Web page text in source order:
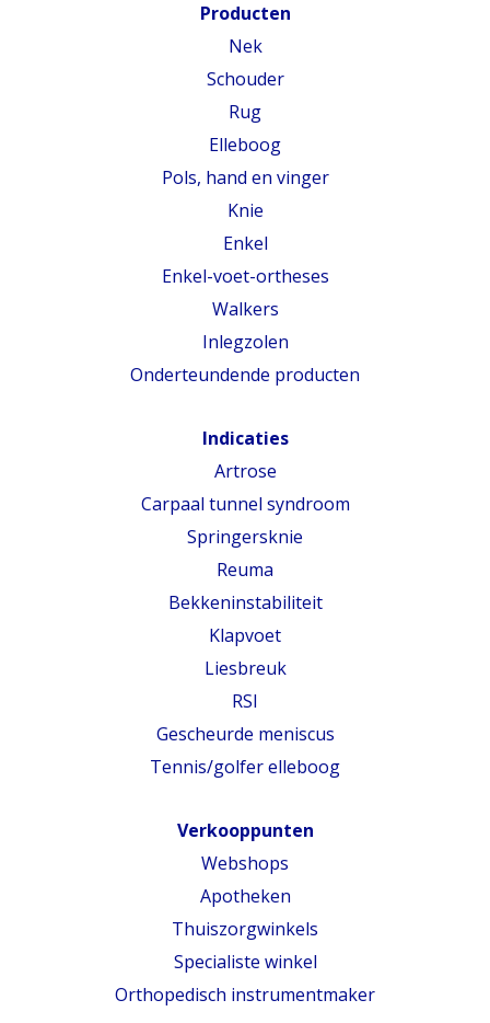
Producten
Nek
Schouder
Rug
Elleboog
Pols, hand en vinger
Knie
Enkel
Enkel-voet-ortheses
Walkers
Inlegzolen
Onderteundende producten
Indicaties
Artrose
Carpaal tunnel syndroom
Springersknie
Reuma
Bekkeninstabiliteit
Klapvoet
Liesbreuk
RSI
Gescheurde meniscus
Tennis/golfer elleboog
Verkooppunten
Webshops
Apotheken
Thuiszorgwinkels
Specialiste winkel
Orthopedisch instrumentmaker